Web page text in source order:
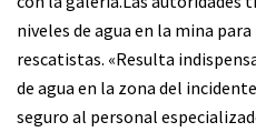
niveles de agua en la mina
rescatistas. «Resulta
de agua en la zona del
seguro al personal